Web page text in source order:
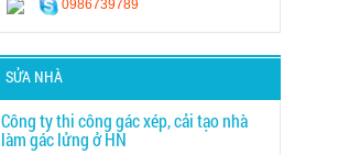
0986739789
SỬA NHÀ
Công ty thi công gác xép, cải tạo nhà
làm gác lửng ở HN